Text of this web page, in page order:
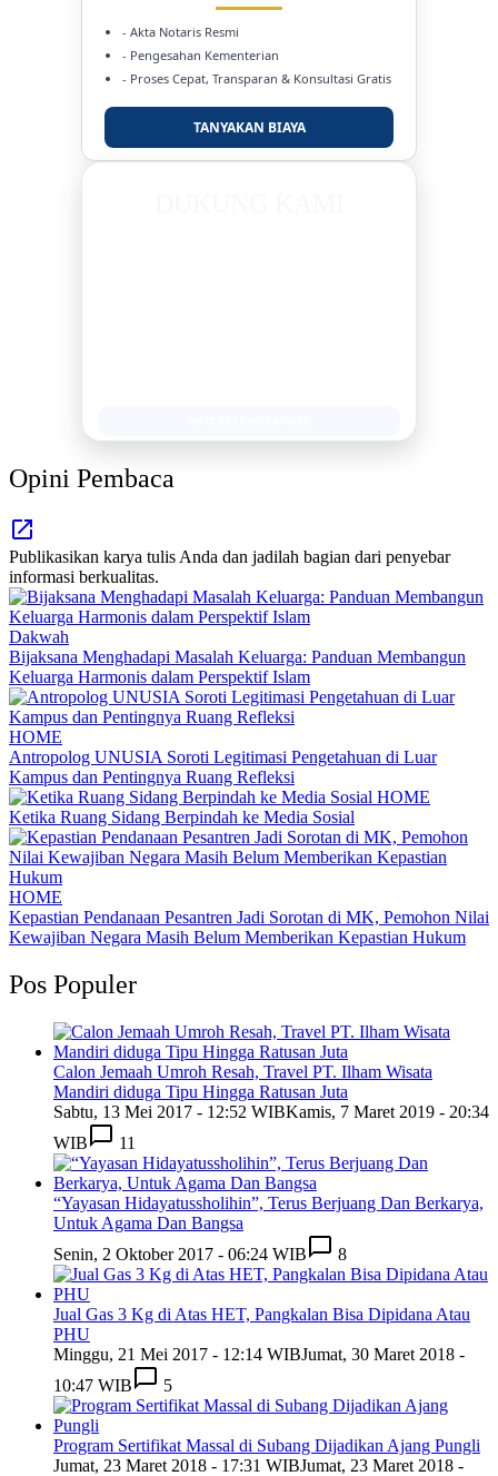
- Akta Notaris Resmi
- Pengesahan Kementerian
- Proses Cepat, Transparan & Konsultasi Gratis
TANYAKAN BIAYA
Opini Pembaca
Publikasikan karya tulis Anda dan jadilah bagian dari penyebar
informasi berkualitas.
Dakwah
Bijaksana Menghadapi Masalah Keluarga: Panduan Membangun
Keluarga Harmonis dalam Perspektif Islam
HOME
Antropolog UNUSIA Soroti Legitimasi Pengetahuan di Luar
Kampus dan Pentingnya Ruang Refleksi
HOME
Ketika Ruang Sidang Berpindah ke Media Sosial
HOME
Kepastian Pendanaan Pesantren Jadi Sorotan di MK, Pemohon Nilai
Kewajiban Negara Masih Belum Memberikan Kepastian Hukum
Pos Populer
Calon Jemaah Umroh Resah, Travel PT. Ilham Wisata
Mandiri diduga Tipu Hingga Ratusan Juta
Sabtu, 13 Mei 2017 - 12:52 WIBKamis, 7 Maret 2019 - 20:34
WIB
11
“Yayasan Hidayatussholihin”, Terus Berjuang Dan Berkarya,
Untuk Agama Dan Bangsa
Senin, 2 Oktober 2017 - 06:24 WIB
8
Jual Gas 3 Kg di Atas HET, Pangkalan Bisa Dipidana Atau
PHU
Minggu, 21 Mei 2017 - 12:14 WIBJumat, 30 Maret 2018 -
10:47 WIB
5
Program Sertifikat Massal di Subang Dijadikan Ajang Pungli
Jumat, 23 Maret 2018 - 17:31 WIBJumat, 23 Maret 2018 -